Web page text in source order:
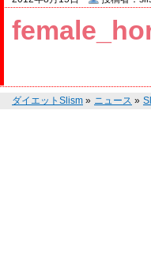
ダイエットSlism » ニュース »